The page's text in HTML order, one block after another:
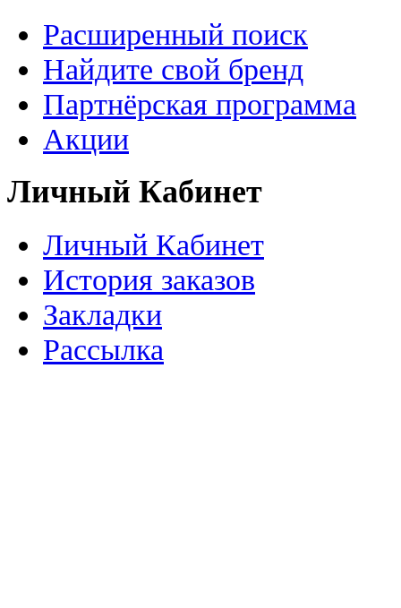
Расширенный поиск
Найдите свой бренд
Партнёрская программа
Акции
Личный Кабинет
Личный Кабинет
История заказов
Закладки
Рассылка